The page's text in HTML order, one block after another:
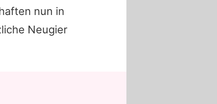
nun in
Neugier